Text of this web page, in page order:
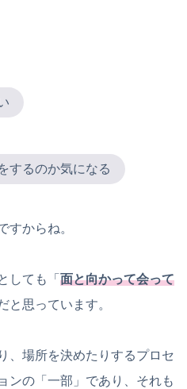
するのか気になる
すからね。
しても「 面と向かって会って
と思っています。
、場所を決めたりするプロセ
ンの「一部」であり、それも